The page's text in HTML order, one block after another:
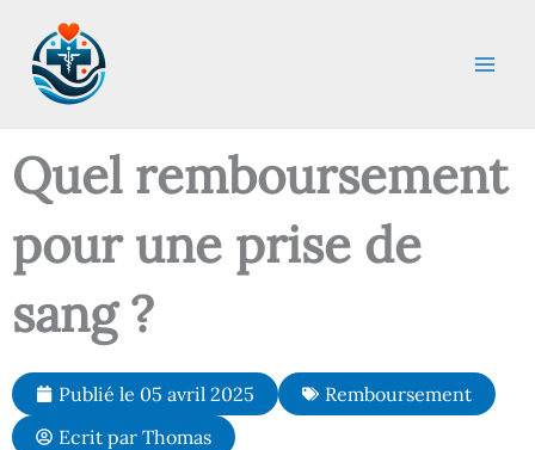
contenu
Quel remboursement
pour une prise de
sang ?
Publié le 05 avril 2025
Remboursement
Ecrit par Thomas